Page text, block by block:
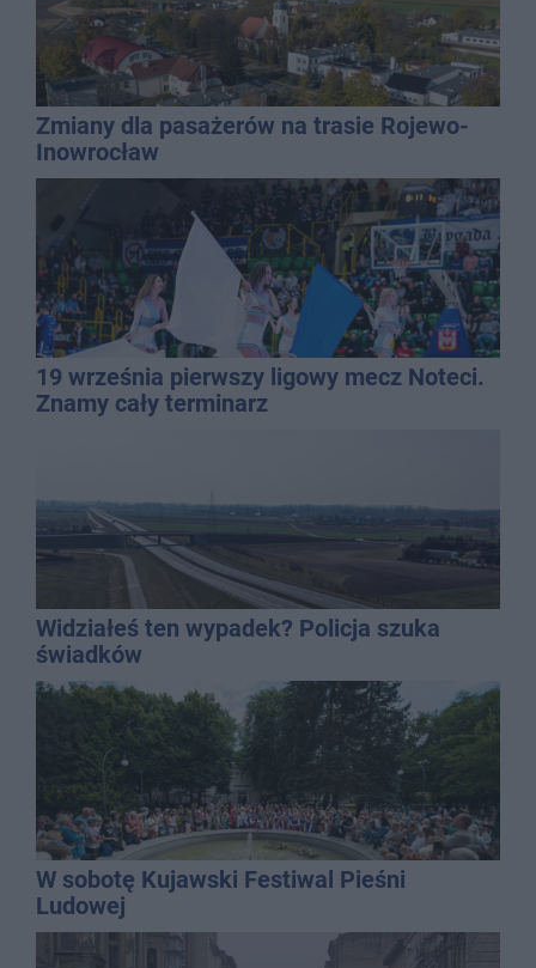
Zmiany dla pasażerów na trasie Rojewo-
Inowrocław
19 września pierwszy ligowy mecz Noteci.
Znamy cały terminarz
Widziałeś ten wypadek? Policja szuka
świadków
W sobotę Kujawski Festiwal Pieśni
Ludowej